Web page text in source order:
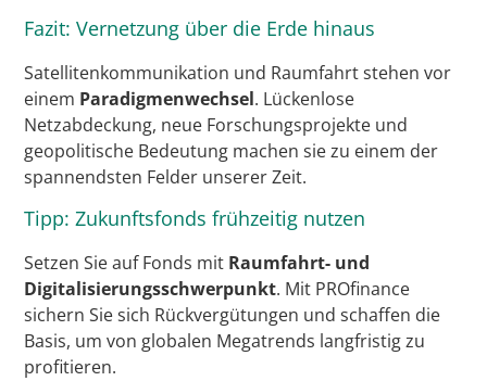
Fazit: Vernetzung über die Erde hinaus
Satellitenkommunikation und Raumfahrt stehen vor
einem Paradigmenwechsel. Lückenlose
Netzabdeckung, neue Forschungsprojekte und
geopolitische Bedeutung machen sie zu einem der
spannendsten Felder unserer Zeit.
Tipp: Zukunftsfonds frühzeitig nutzen
Setzen Sie auf Fonds mit Raumfahrt- und
Digitalisierungsschwerpunkt. Mit PROfinance
sichern Sie sich Rückvergütungen und schaffen die
Basis, um von globalen Megatrends langfristig zu
profitieren.